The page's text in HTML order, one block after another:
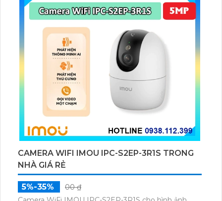
CAMERA WIFI IMOU IPC-S2EP-3R1S TRONG
NHÀ GIÁ RẺ
5%-35%
00 ₫